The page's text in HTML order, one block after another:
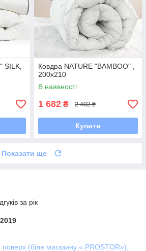
SILK,
Ковдра NATURE "BAMBOO" ,
200x210
В наявності
1 682 ₴ 2 402 ₴
Купити
Показати ще
за рік
(біля магазину «.PROSTOR»),